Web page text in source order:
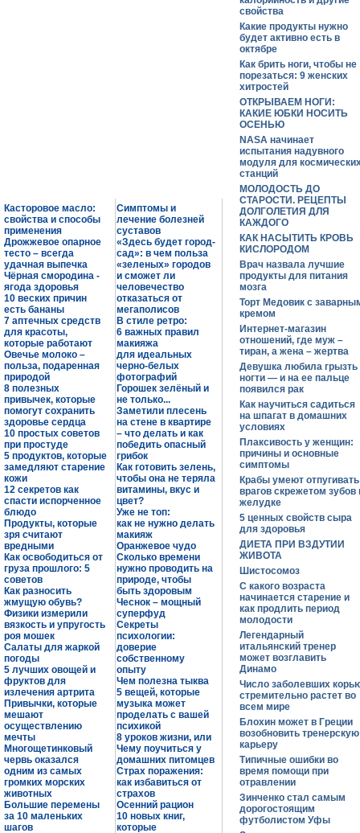
свойства
Какие продукты нужно
будет активно есть в
октябре
Как брить ноги, чтобы не
порезаться: 9 женских
хитростей
ОТКРЫВАЕМ НОГИ:
КАКИЕ ЮБКИ НОСИТЬ
ОСЕНЬЮ
NASA начинает
испытания надувного
модуля для
станций
МОЛОДОСТЬ ДО
СТАРОСТИ. РЕЦЕПТЫ
ДОЛГОЛЕТИЯ ДЛЯ
КАЖДОГО
КАК НАСЫТИТЬ КРОВЬ
КИСЛОРОДОМ
Врач назвала лучшие
продукты для питания
мозга
Торт Медовик с
кремом
Интернет-магазин
отношений, где муж –
тиран, а жена – жертва
Девушка любила грызть
ногти — и на ее пальце
появился рак
Как научиться садиться
на шпагат в домашних
условиях
Плаксивость у женщин:
причины и основные
симптомы
Крабы умеют отпугивать
врагов скрежетом зубов
желудке
5 ценных свойств сыра
для здоровья
ДИЕТА ПРИ ВЗДУТИИ
ЖИВОТА
Шистосомоз
С какого возраста
начинается старение и
как продлить период
молодости
Легендарный
итальянский тренер
может возглавить
Динамо
Число заболевших
стремительно растет во
всем мире
Блохин может в Греции
возобновить тренерскую
карьеру
Типичные ошибки во
время помощи при
отравлении
Зинченко стал самым
дорогостоящим
футболистом Уфы
Касторовое масло:
свойства и способы
применения
Дрожжевое опарное
тесто – всегда
удачная выпечка
Чёрная смородина -
ягода здоровья
10 веских причин
есть бананы
7 аптечных средств
для красоты,
которые работают
Овечье молоко –
польза, подаренная
природой
8 полезных
привычек, которые
помогут сохранить
здоровье сердца
10 простых советов
при простуде
5 продуктов, которые
замедляют старение
кожи
12 секретов как
спасти испорченное
блюдо
Продукты, которые
зря считают
вредными
Как освободиться от
груза прошлого: 5
советов
Как разносить
жмущую обувь?
Физики измерили
вязкость и упругость
роя мошек
Салаты для жаркой
погоды
5 лучших овощей и
фруктов для
излечения артрита
Привычки, которые
мешают
осуществлению
мечты
Многощетинковый
червь оказался
одним из самых
громких морских
животных
Большие перемены
за 10 маленьких
шагов
Симптомы и
лечение болезней
суставов
«Здесь будет город-
сад»: в чем польза
«зеленых» городов
и сможет ли
человечество
отказаться от
мегаполисов
В стиле ретро:
6 важных правил
макияжа
для идеальных
черно-белых
фотографий
Горошек зелёный и
не только...
Заметили плесень
на стене в квартире
– что делать и как
победить опасный
грибок
Как готовить зелень,
чтобы она не теряла
витамины, вкус и
цвет?
Уже не топ:
как не нужно делать
макияж
Оранжевое чудо
Сколько времени
нужно проводить на
природе, чтобы
быть здоровым
Чеснок – мощный
суперфуд
Секреты
психологии:
доверие
собственному
опыту
Чем полезна тыква
5 вещей, которые
музыка может
проделать с вашей
психикой
8 уроков жизни, или
Чему поучиться у
домашних питомцев
Страх поражения:
как избавиться от
страхов
Осенний рацион
10 новых книг,
которые